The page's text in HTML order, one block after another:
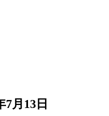
7月13日